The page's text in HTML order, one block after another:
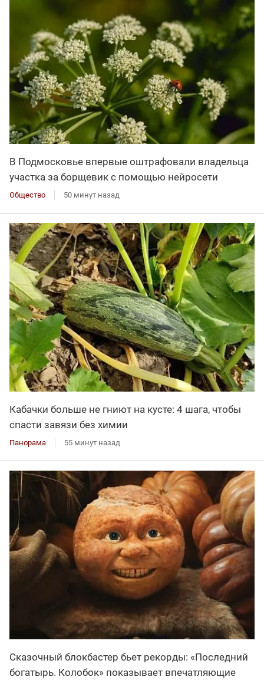
В Подмосковье впервые оштрафовали владельца
участка за борщевик с помощью нейросети
Общество 50 минут назад
Кабачки больше не гниют на кусте: 4 шага, чтобы
спасти завязи без химии
Панорама 55 минут назад
Сказочный блокбастер бьет рекорды: «Последний
богатырь. Колобок» показывает впечатляющие